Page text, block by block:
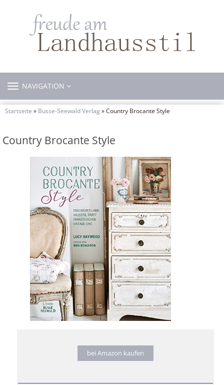
TOGGLE
NAVIGATION
Startseite » Busse-Seewald Verlag » Country Brocante Style
Country Brocante Style
bei Amazon kaufen